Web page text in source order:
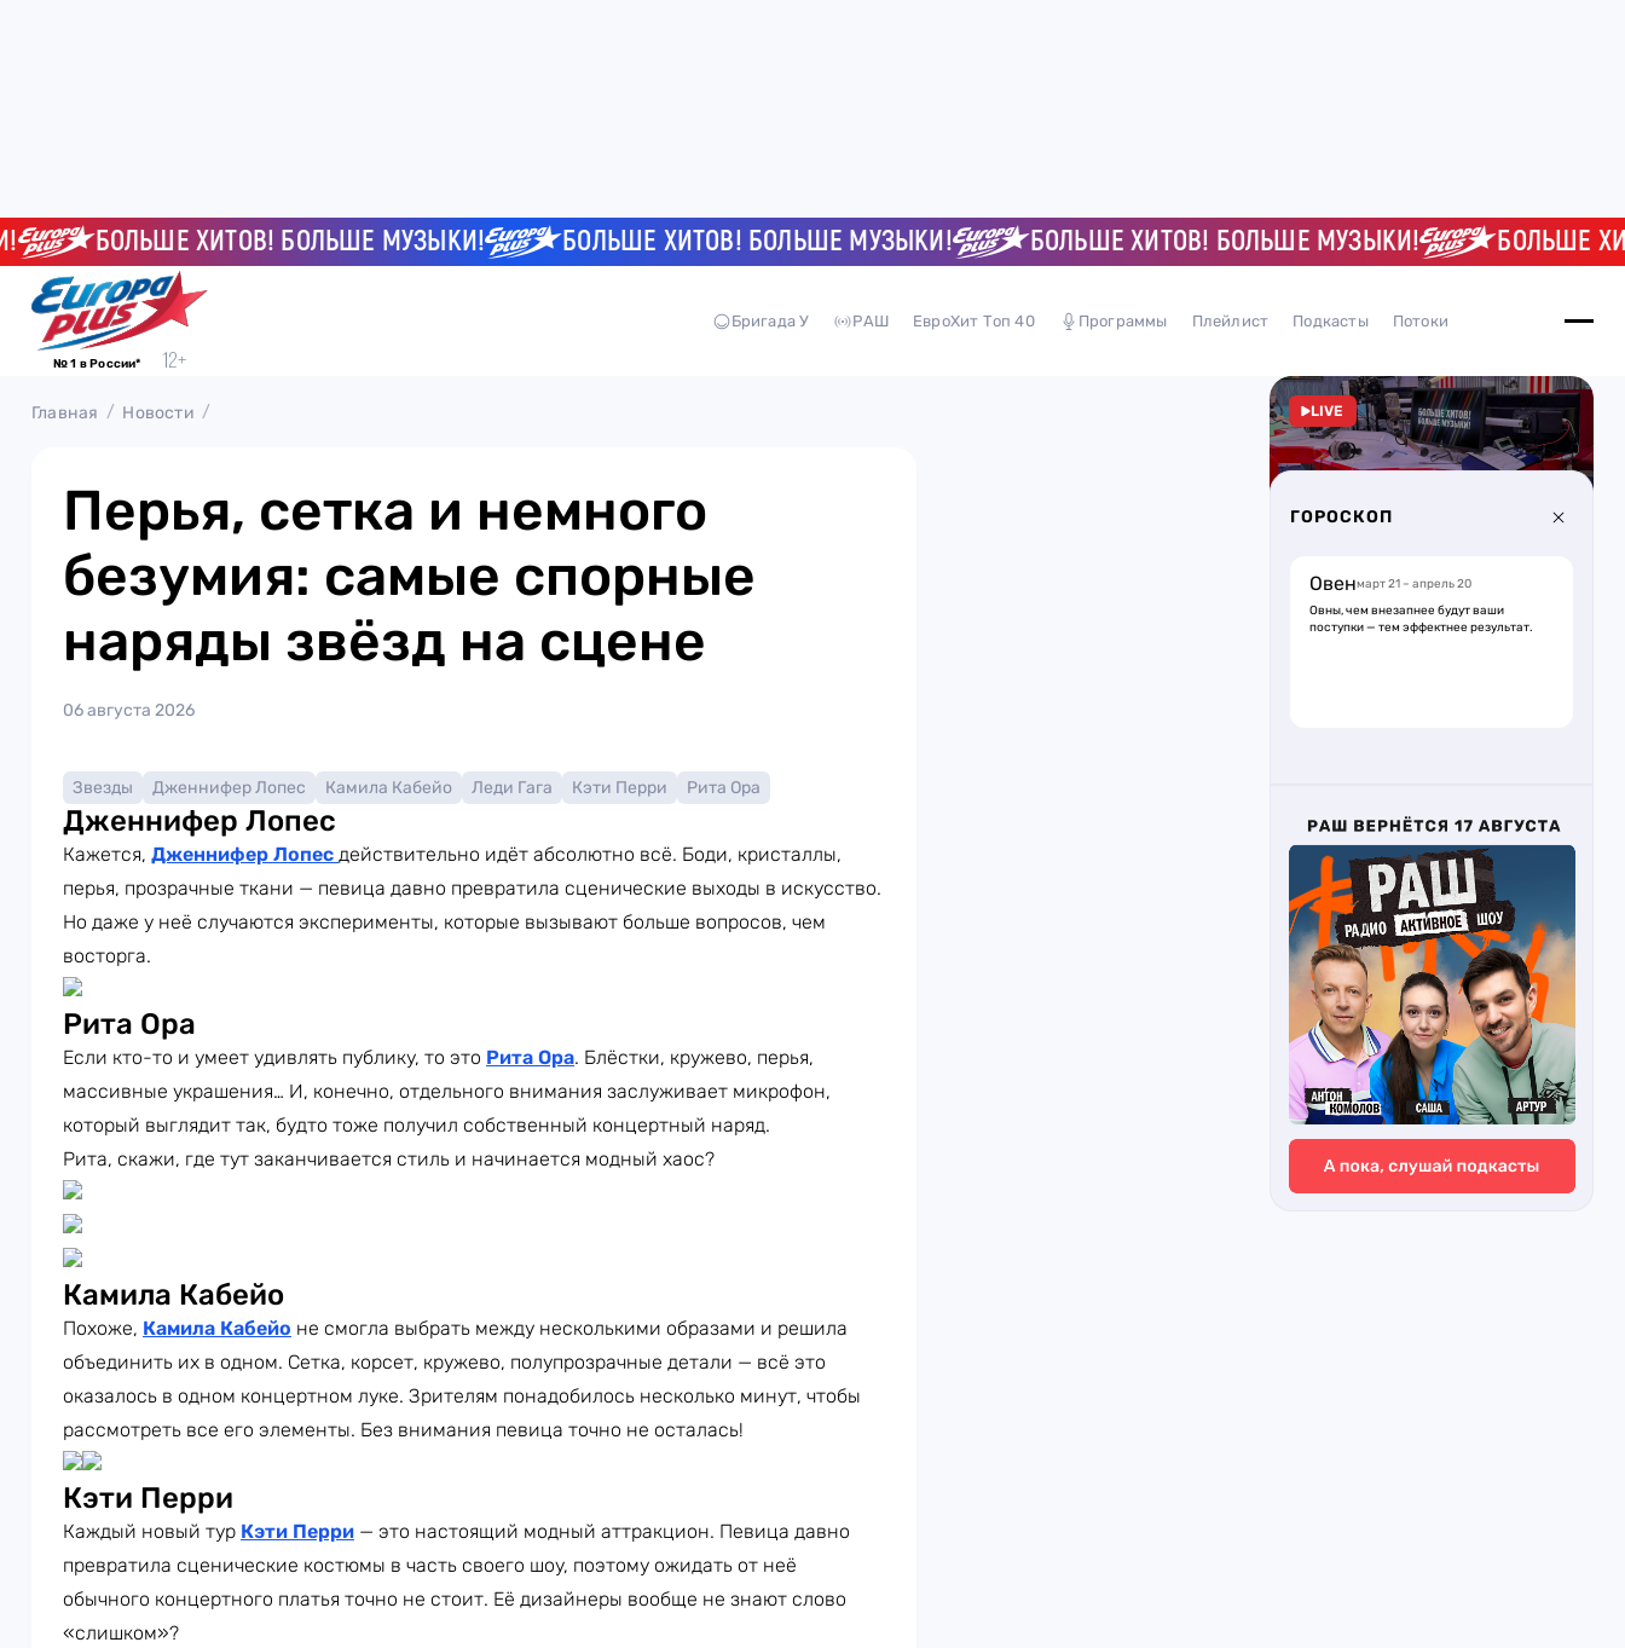
БОЛЬШЕ ХИТОВ! БОЛЬШЕ МУЗЫКИ! БОЛЬШЕ ХИТОВ! БОЛЬШЕ МУЗЫКИ! БОЛЬШЕ ХИТОВ! БОЛЬШЕ МУЗЫКИ! БОЛЬШЕ
№ 1 в России*
Бригада У РАШ ЕвроХит Топ 40 Программы Плейлист Подкасты Потоки
Главная Новости
Перья, сетка и немного
безумия: самые спорные
наряды звёзд на сцене
06 августа 2026
Звезды Дженнифер Лопес Камила Кабейо Леди Гага Кэти Перри Рита Ора
Дженнифер Лопес
Кажется, Дженнифер Лопес действительно идёт абсолютно всё. Боди, кристаллы,
перья, прозрачные ткани — певица давно превратила сценические выходы в искусство.
Но даже у неё случаются эксперименты, которые вызывают больше вопросов, чем
восторга.
Рита Ора
Если кто-то и умеет удивлять публику, то это Рита Ора. Блёстки, кружево, перья,
массивные украшения… И, конечно, отдельного внимания заслуживает микрофон,
который выглядит так, будто тоже получил собственный концертный наряд.
Рита, скажи, где тут заканчивается стиль и начинается модный хаос?
Камила Кабейо
Похоже, Камила Кабейо не смогла выбрать между несколькими образами и решила
объединить их в одном. Сетка, корсет, кружево, полупрозрачные детали — всё это
оказалось в одном концертном луке. Зрителям понадобилось несколько минут, чтобы
рассмотреть все его элементы. Без внимания певица точно не осталась!
Кэти Перри
Каждый новый тур Кэти Перри — это настоящий модный аттракцион. Певица давно
превратила сценические костюмы в часть своего шоу, поэтому ожидать от неё
обычного концертного платья точно не стоит. Её дизайнеры вообще не знают слово
«слишком»?
LIVE
ГОРОСКОП
Овенмарт 21 – апрель 20
Овны, чем внезапнее будут ваши
поступки — тем эффектнее результат.